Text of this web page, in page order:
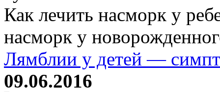
Как лечить насморк у
насморк у
Лямблии у детей —
09.06.2016